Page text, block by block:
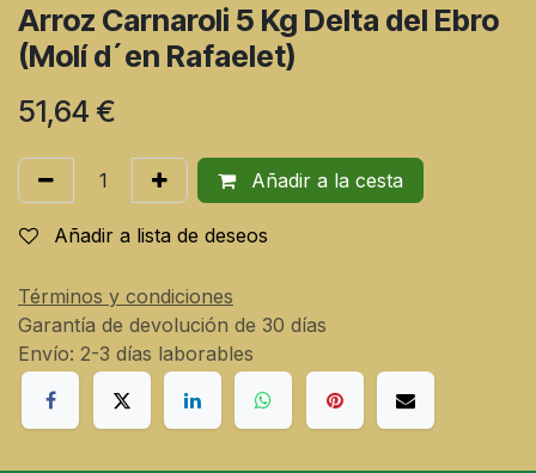
Arroz Carnaroli 5 Kg Delta del Ebro
(Molí d´en Rafaelet)
51,64 €
Añadir a la cesta
Añadir a lista de deseos
Términos y condiciones
Garantía de devolución de 30 días
Envío: 2-3 días laborables